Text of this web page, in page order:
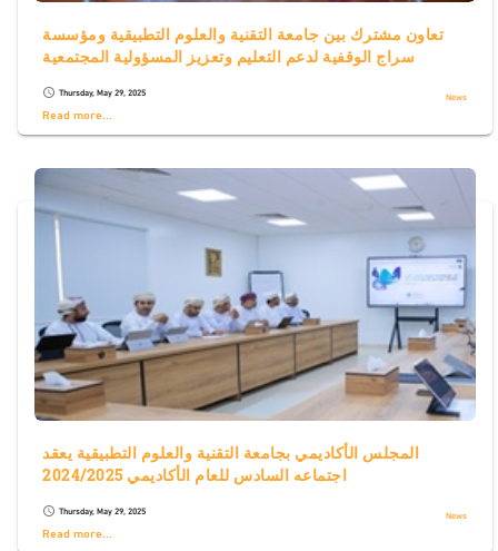
تعاون مشترك بين جامعة التقنية والعلوم التطبيقية ومؤسسة
سراج الوقفية لدعم التعليم وتعزيز المسؤولية المجتمعية
schedule Thursday, May 29, 2025 News
Read more...
المجلس الأكاديمي بجامعة التقنية والعلوم التطبيقية يعقد
اجتماعه السادس للعام الأكاديمي 2024/2025
schedule Thursday, May 29, 2025 News
Read more...